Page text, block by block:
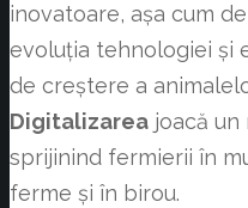
inovatoare, așa cum
evoluția tehnologiei și
de creștere a
Digitalizarea joacă un
sprijinind fermierii în
ferme și în birou.